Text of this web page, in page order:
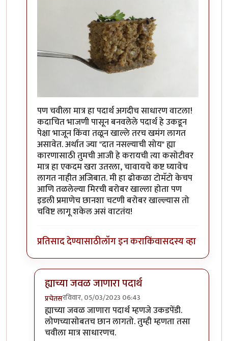
पण चवीला मात्र हा पदार्थ अगदीच साधारण वाटला!
कदाचित भाजणी पासून बनवलेले पदार्थ हे उकडून
पेक्षा भाजून किंवा तळून खाल्ले तरच खमंग लागत
असावेत. अर्थात ज्या "दात नसल्याची सोय" ह्या
कारणासाठी तुमची आजी हे करायची त्या कसोटीवर
मात्र हा एकदम खरा उतरला, चावायचे कष्ट घ्यावेच
लागत नाहीत अजिबात. मी हा ढोकळा टोमॅटो केचप
आणि तळलेल्या मिरची बरोबर खाल्ला होता पण
इडली प्रमाणेच छानशा चटणी बरोबर खाल्ल्यास तो
चविष्ट लागू शकेल असं वाटतंय!
प्रतिसाद देण्यासाठीलॉग इन कराकिंवासदस्य व्हा
ह्याच्या जवळ जाणारा पदार्थ
प्रचेतसरविवार, 05/03/2023 06:43
In reply toआमची आजी भाजणी पीठ भिजवून
ह्याच्या जवळ जाणारा पदार्थ म्हणजे उकडपेंडी.
लोणच्यासोबतच छान लागतो. तुम्ही म्हणता तसा
चवीला मात्र साधारणच.